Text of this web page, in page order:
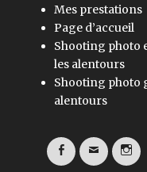
Mes prestations
Page d’accueil
Shooting photo
les alentours
Shooting photo
alentours
FacebookEmail